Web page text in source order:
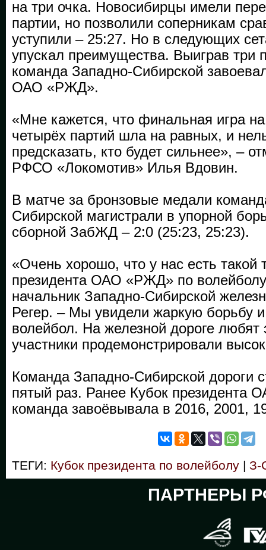
на три очка. Новосибирцы имели
партии, но позволили соперникам
уступили – 25:27. Но в следующих
упускал преимущества. Выиграв три
команда Западно-Сибирской
ОАО «РЖД».
«Мне кажется, что финальная игра
четырёх партий шла на равных, и
предсказать, кто будет сильнее», –
РФСО «Локомотив» Илья Вдовин.
В матче за бронзовые медали
Сибирской магистрали в упорной
сборной ЗабЖД – 2:0 (25:23, 25:23).
«Очень хорошо, что у нас есть такой
президента ОАО «РЖД» по
начальник Западно-Сибирской
Регер. – Мы увидели жаркую борьбу
волейбол. На железной дороге любят
участники продемонстрировали
Команда Западно-Сибирской дороги
пятый раз. Ранее Кубок президента
команда завоёвывала в 2016, 2001,
ТЕГИ: Кубок президента по волейболу | З-
ПАРТНЕРЫ